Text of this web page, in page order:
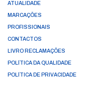
ATUALIDADE
MARCAÇÕES
PROFISSIONAIS
CONTACTOS
LIVRO RECLAMAÇÕES
POLÍTICA DA QUALIDADE
POLÍTICA DE PRIVACIDADE